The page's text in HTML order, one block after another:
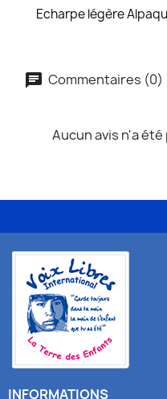
Echarpe légère
Commentaires (0)
Aucun avis n'a
INFORMATIONS